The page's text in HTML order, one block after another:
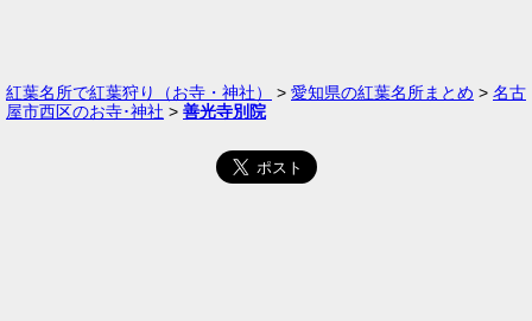
紅葉名所で紅葉狩り（お寺・神社） > 愛知県の紅葉名所まとめ > 名古
屋市西区のお寺･神社 > 善光寺別院